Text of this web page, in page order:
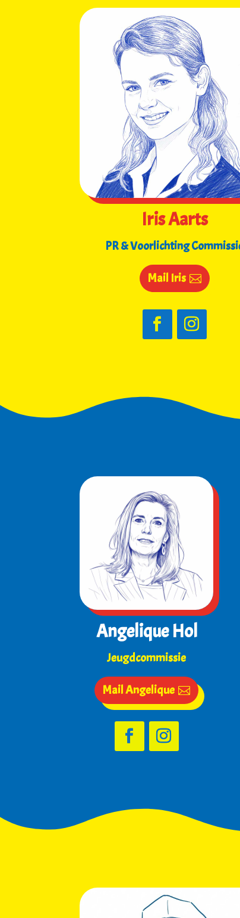
Iris Aarts
PR & Voorlichting
Mail Iris
Angelique Hol
Jeugdcommissie
Mail Angelique